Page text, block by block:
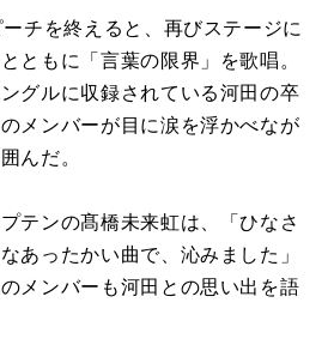
チを終えると、再びステージに
ともに「言葉の限界」を歌唱。
グルに収録されている河田の卒
メンバーが目に涙を浮かべなが
んだ。
テンの髙橋未来虹は、「ひなさ
あったかい曲で、沁みました」
メンバーも河田との思い出を語